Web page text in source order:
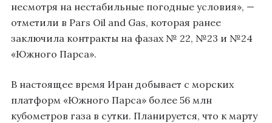
несмотря на нестабильные погодные условия», —
отметили в Pars Oil and Gas, которая ранее
заключила контракты на фазах № 22, №23 и №24
«Южного Парса».
В настоящее время Иран добывает с морских
платформ «Южного Парса» более 56 млн
кубометров газа в сутки. Планируется, что к марту